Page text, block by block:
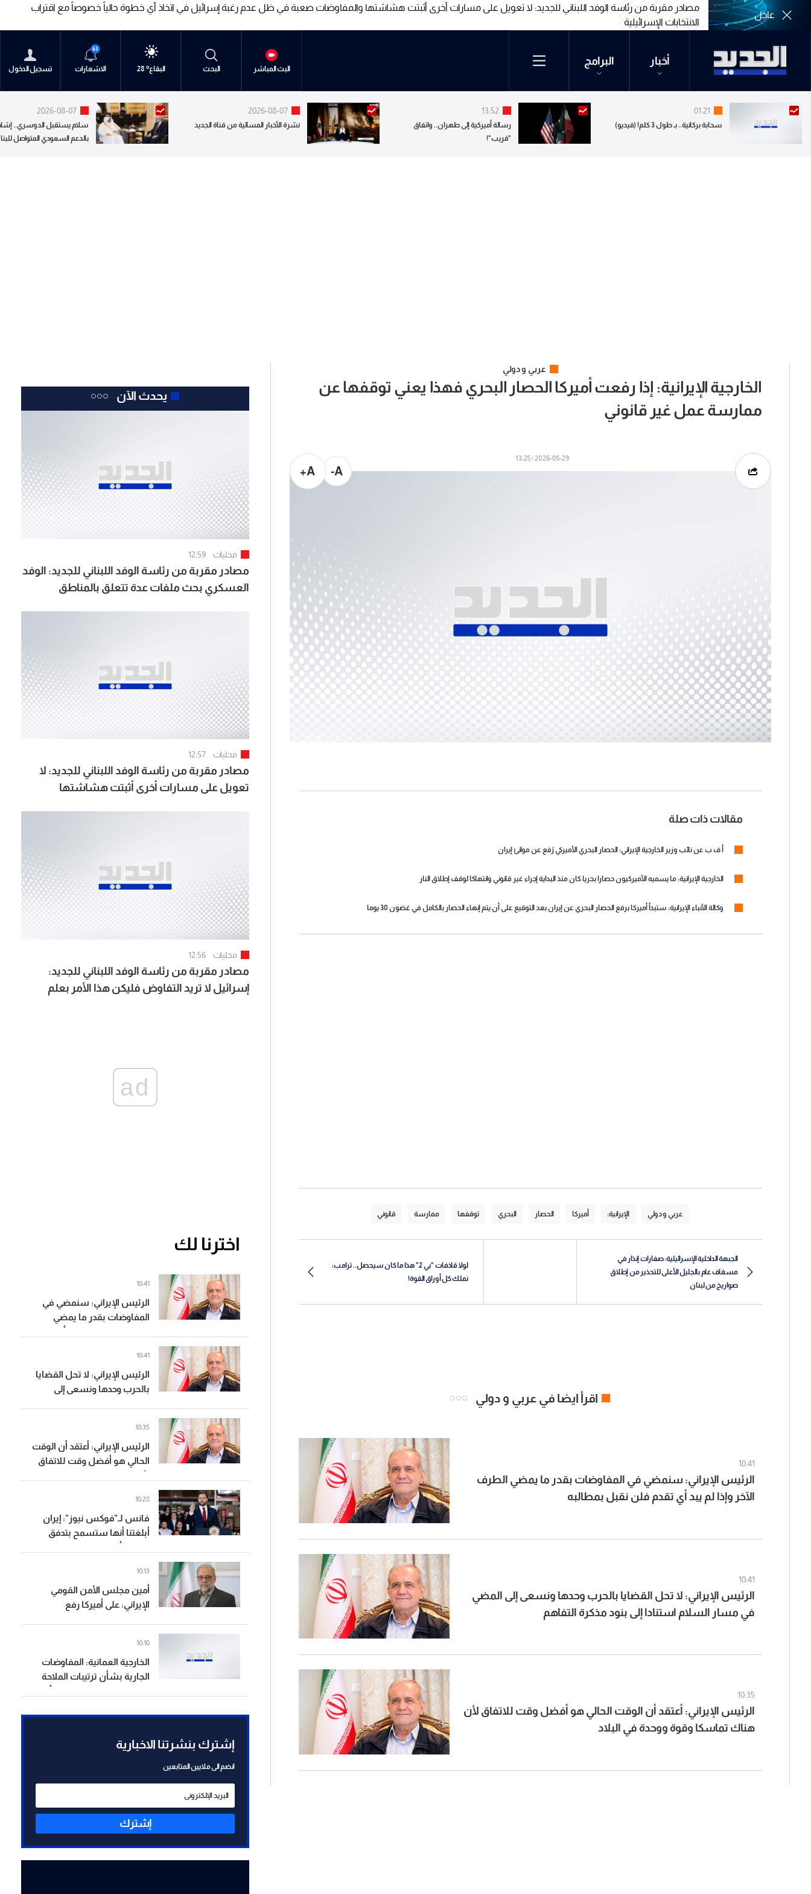
عاجل
مصادر مقربة من رئاسة الوفد اللبناني للجديد: لا تعويل على مسارات أخرى أثبتت هشاشتها والمفاوضات صعبة في ظل عدم رغبة إسرائيل في اتخاذ أي خطوة حالياً خصوصاً مع اقتراب
الانتخابات الإسرائيلية
الانتخابات الإسرائيلية
أخبار البرامج
البث المباشر البحث متن 28 o
بيروت 30 o البقاع 28 oالجنوب 28 oالشمال 29 oجبل لبنان 27 oكسروان 28 o متن 28 o
بيروت 30 o
63
الاشعارات تسجيل الدخول
01:21
سحابة بركانية.. بـ طول 3 كلم! (فيديو)
13:52
رسالة أميركية إلى طهران.. واتفاق
"قريب"!
2026-08-07
نشرة الأخبار المسائية من قناة الجديد
2026-08-07
سلام يستقبل الدوسري..
بالدعم السعودي المتواصل
عربي و دولي
الخارجية الإيرانية: إذا رفعت أميركا الحصار البحري فهذا يعني توقفها عن
ممارسة عمل غير قانوني
2026-05-29 | 13:25
A-
A+
مقالات ذات صلة
أ ف ب عن نائب وزير الخارجية الإيراني: الحصار البحري الأميركي رُفع عن موانئ إيران
الخارجية الإيرانية: ما يسميه الأميركيون حصارا بحريا كان منذ البداية إجراء غير قانوني وانتهاكا لوقف إطلاق النار
وكالة الأنباء الإيرانية: ستبدأ أميركا برفع الحصار البحري عن إيران بعد التوقيع على أن يتم إنهاء الحصار بالكامل في غضون 30 يوما
عربي و دولي الإيرانية: أميركا الحصار البحري توقفها ممارسة قانوني
الجبهة الداخلية الإسرائيلية: صفارات إنذار في
مسغاف عام بالجليل الأعلى للتحذير من إطلاق
صواريخ من لبنان
لولا قاذفات "بي 2" هذا ما كان سيحصل.. ترامب:
نملك كل أوراق القوة!
اقرأ ايضا في عربي و دولي
10:41
الرئيس الإيراني: سنمضي في المفاوضات بقدر ما يمضي الطرف
الآخر وإذا لم يبد أي تقدم فلن نقبل بمطالبه
10:41
الرئيس الإيراني: لا تحل القضايا بالحرب وحدها ونسعى إلى المضي
في مسار السلام استنادا إلى بنود مذكرة التفاهم
10:35
الرئيس الإيراني: أعتقد أن الوقت الحالي هو أفضل وقت للاتفاق لأن
هناك تماسكا وقوة ووحدة في البلاد
يحدث الآن
محليات 12:59
مصادر مقربة من رئاسة الوفد اللبناني للجديد: الوفد
العسكري بحث ملفات عدة تتعلق بالمناطق
محليات 12:57
مصادر مقربة من رئاسة الوفد اللبناني للجديد: لا
تعويل على مسارات أخرى أثبتت هشاشتها
محليات 12:56
مصادر مقربة من رئاسة الوفد اللبناني للجديد:
إسرائيل لا تريد التفاوض فليكن هذا الأمر بعلم
ad
اخترنا لك
الرئيس الإيراني: سنمضي في
المفاوضات بقدر ما يمضي
10:41
الرئيس الإيراني: لا تحل القضايا
بالحرب وحدها ونسعى إلى
10:41
الرئيس الإيراني: أعتقد أن الوقت
الحالي هو أفضل وقت للاتفاق
10:35
فانس لـ"فوكس نيوز": إيران
أبلغتنا أنها ستسمح بتدفق
10:28
أمين مجلس الأمن القومي
الإيراني: على أميركا رفع
علينا
10:13
الخارجية العمانية: المفاوضات
الجارية بشأن ترتيبات الملاحة
10:10
إشترك بنشرتنا الاخبارية
انضم الى ملايين المتابعين
إشترك